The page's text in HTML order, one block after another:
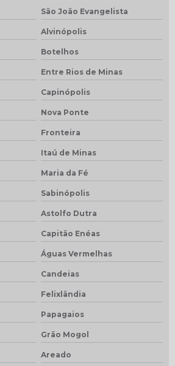
São João Evangelista
Alvinópolis
Botelhos
Entre Rios de Minas
Capinópolis
Nova Ponte
Fronteira
Itaú de Minas
Maria da Fé
Sabinópolis
Astolfo Dutra
Capitão Enéas
Águas Vermelhas
Candeias
Felixlândia
Papagaios
Grão Mogol
Areado